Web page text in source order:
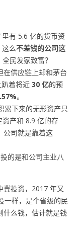
有 5.6 亿的货币资
么不差钱的公司这
民发家致富？
在供应链上却和茅台
着将近 30 亿的预
。
累下来的无形资产只
产和 8.9 亿的存
公司就是靠着这
的是和公司主业八
冀投资，2017 年又
一样，是个省级的民
什么钱，估计就是钱